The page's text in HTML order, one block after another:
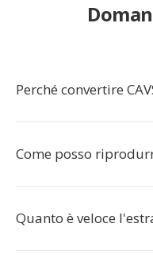
Perché convertire
Come posso
Quanto è veloce